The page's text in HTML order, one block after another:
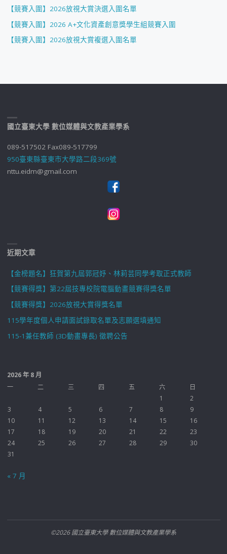
【競賽入圍】2026放視大賞決選入圍名單
【競賽入圍】2026 A+文化資產創意獎學生組競賽入圍
【競賽入圍】2026放視大賞複選入圍名單
國立臺東大學 數位媒體與文教產業學系
089-517502 Fax089-517799
950臺東縣臺東市大學路二段369號
nttu.eidm@gmail.com
近期文章
【金榜題名】狂賀第九屆郭冠妤、林莉芸同學考取正式教師
【競賽得獎】第22屆技專校院電腦動畫競賽得獎名單
【競賽得獎】2026放視大賞得獎名單
115學年度個人申請面試錄取名單及志願選填通知
115-1兼任教師 (3D動畫專長) 徵聘公告
2026 年 8 月
一
二 三 四 五 六
日
1
2
3
4 5 6 7 8
9
10
11 12 13 14 15
16
17
18 19 20 21 22
23
24
25 26 27 28 29
30
31
« 7 月
©2026 國立臺東大學 數位媒體與文教產業學系